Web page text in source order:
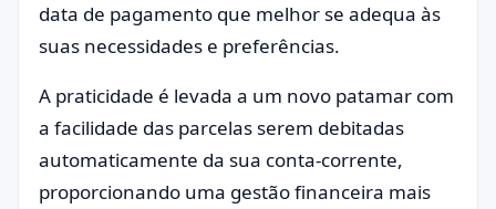
data de pagamento que melhor se adequa às
suas necessidades e preferências.
A praticidade é levada a um novo patamar com
a facilidade das parcelas serem debitadas
automaticamente da sua conta-corrente,
proporcionando uma gestão financeira mais